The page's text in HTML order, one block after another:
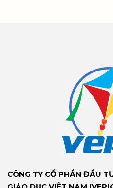
CÔNG TY CỔ PHẦN ĐẦU